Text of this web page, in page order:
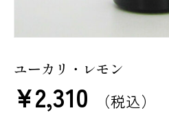
ユーカリ・レモン
¥2,310 （税込）